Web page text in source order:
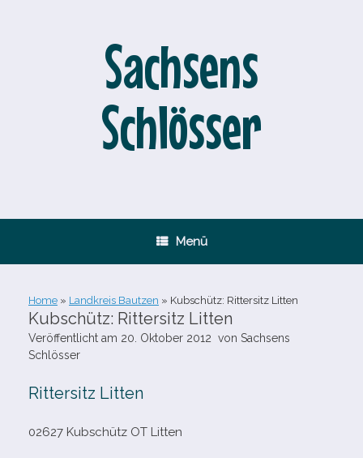
Sachsens
Schlösser
Menü
Home » Landkreis Bautzen » Kubschütz: Rittersitz Litten
Kubschütz: Rittersitz Litten
Veröffentlicht am 20. Oktober 2012 von Sachsens
Schlösser
Rittersitz Litten
02627 Kubschütz OT Litten